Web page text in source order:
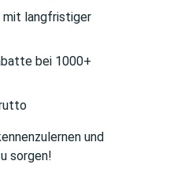
mit langfristiger
bei 1000+
und
sorgen!